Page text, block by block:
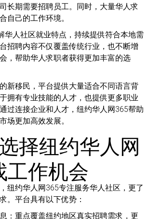
长期需要招聘员工。同时，大量华人求
自己的工作环境。
华人社区就业特点，持续提供符合本地需
招聘内容不仅覆盖传统行业，也不断增
，帮助华人求职者获得更加丰富的选
新移民，平台提供大量适合不同语言背
拥有专业技能的人才，也提供更多职业
过连接企业和人才，纽约华人网365帮助
场更加高效发展。
择纽约华人网
工作机会
纽约华人网365专注服务华人社区，更了
。平台具有以下优势：
： 重点覆盖纽约地区真实招聘需求，更